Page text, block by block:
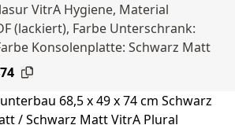
VitrA Hygiene, Material
(lackiert), Farbe Unterschrank:
Konsolenplatte: Schwarz Matt